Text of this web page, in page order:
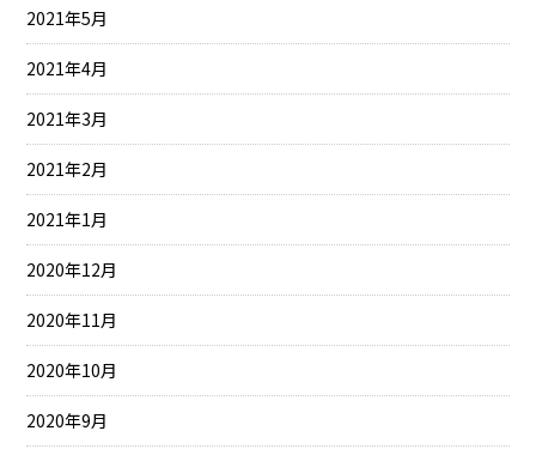
2021年5月
2021年4月
2021年3月
2021年2月
2021年1月
2020年12月
2020年11月
2020年10月
2020年9月